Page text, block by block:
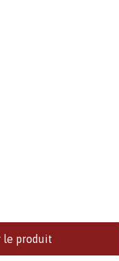
le produit